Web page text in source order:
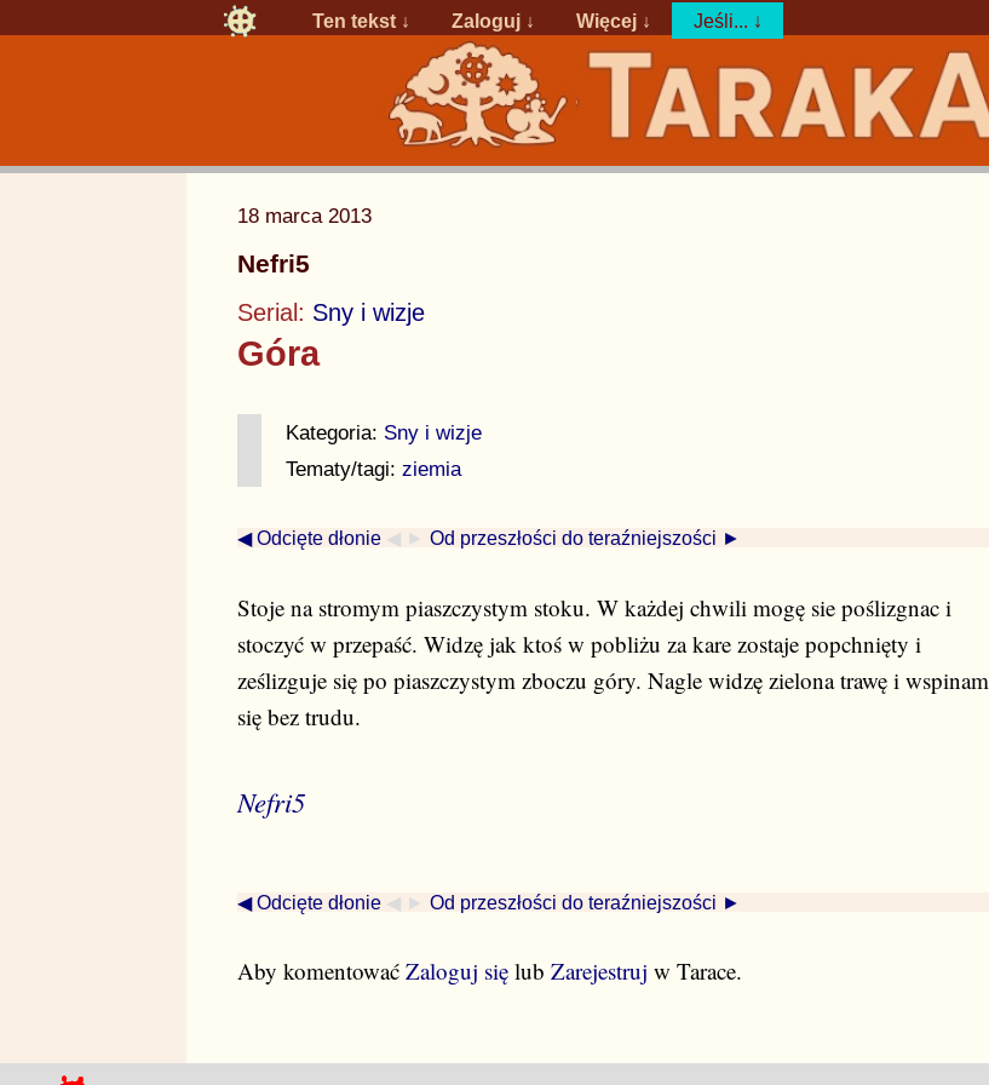
Ten tekst ↓ Zaloguj ↓ Więcej ↓ Jeśli... ↓
18 marca 2013
Nefri5
Serial: Sny i wizje
Góra
Kategoria: Sny i wizje
Tematy/tagi: ziemia
◀ Odcięte dłonie ◀ ► Od przeszłości do teraźniejszości ►
Stoje na stromym piaszczystym stoku. W każdej chwili mogę sie poślizgnac i
stoczyć w przepaść. Widzę jak ktoś w pobliżu za kare zostaje popchnięty i
ześlizguje się po piaszczystym zboczu góry. Nagle widzę zielona trawę i wspinam
się bez trudu.
Nefri5
◀ Odcięte dłonie ◀ ► Od przeszłości do teraźniejszości ►
Aby komentować Zaloguj się lub Zarejestruj w Tarace.